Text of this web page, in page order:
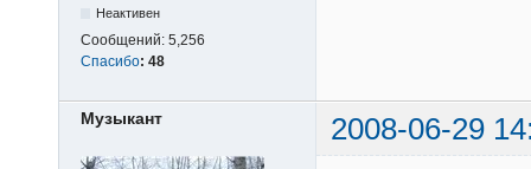
Неактивен
Сообщений: 5,256
Спасибо: 48
Музыкант 2008-06-29